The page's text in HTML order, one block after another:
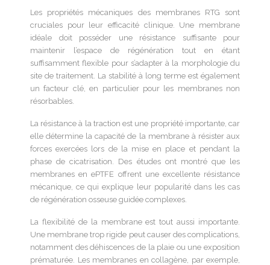
Les propriétés mécaniques des membranes RTG sont
cruciales pour leur efficacité clinique. Une membrane
idéale doit posséder une résistance suffisante pour
maintenir l’espace de régénération tout en étant
suffisamment flexible pour s’adapter à la morphologie du
site de traitement. La stabilité à long terme est également
un facteur clé, en particulier pour les membranes non
résorbables.
La résistance à la traction est une propriété importante, car
elle détermine la capacité de la membrane à résister aux
forces exercées lors de la mise en place et pendant la
phase de cicatrisation. Des études ont montré que les
membranes en ePTFE offrent une excellente résistance
mécanique, ce qui explique leur popularité dans les cas
de régénération osseuse guidée complexes.
La flexibilité de la membrane est tout aussi importante.
Une membrane trop rigide peut causer des complications,
notamment des déhiscences de la plaie ou une exposition
prématurée. Les membranes en collagène, par exemple,